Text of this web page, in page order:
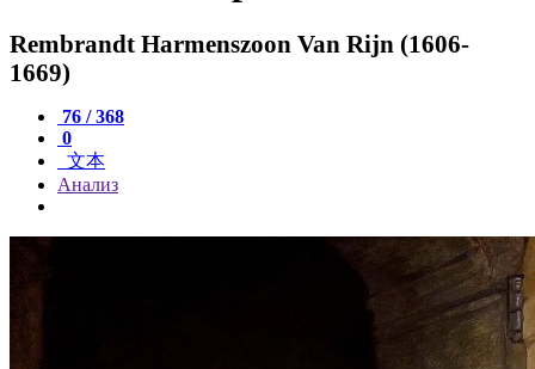
Rembrandt Harmenszoon Van Rijn (1606-
1669)
76 / 368
0
文本
Анализ